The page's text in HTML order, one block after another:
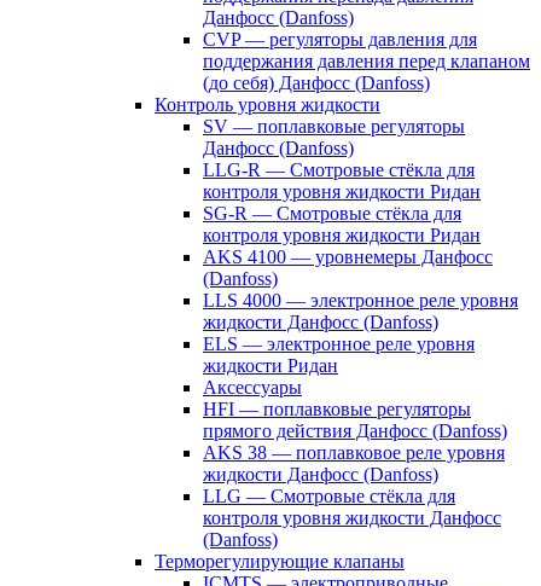
Данфосс (Danfoss)
CVP — регуляторы давления для
поддержания давления перед клапаном
(до себя) Данфосс (Danfoss)
Контроль уровня жидкости
SV — поплавковые регуляторы
Данфосс (Danfoss)
LLG-R — Смотровые стёкла для
контроля уровня жидкости Ридан
SG-R — Смотровые стёкла для
контроля уровня жидкости Ридан
AKS 4100 — уровнемеры Данфосс
(Danfoss)
LLS 4000 — электронное реле уровня
жидкости Данфосс (Danfoss)
ELS — электронное реле уровня
жидкости Ридан
Аксессуары
HFI — поплавковые регуляторы
прямого действия Данфосс (Danfoss)
AKS 38 — поплавковое реле уровня
жидкости Данфосс (Danfoss)
LLG — Смотровые стёкла для
контроля уровня жидкости Данфосс
(Danfoss)
Терморегулирующие клапаны